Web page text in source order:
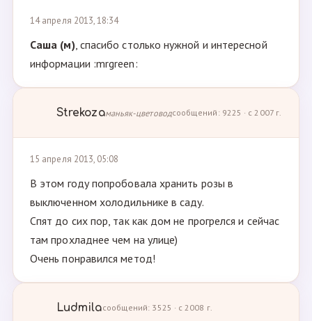
14 апреля 2013, 18:34
Саша (м), спасибо столько нужной и интересной
информации :mrgreen:
Strekozaманьяк-цветоводсообщений: 9225 · с 2007 г.
15 апреля 2013, 05:08
В этом году попробовала хранить розы в
выключенном холодильнике в саду.
Спят до сих пор, так как дом не прогрелся и сейчас
там прохладнее чем на улице)
Очень понравился метод!
Ludmilaсообщений: 3525 · с 2008 г.